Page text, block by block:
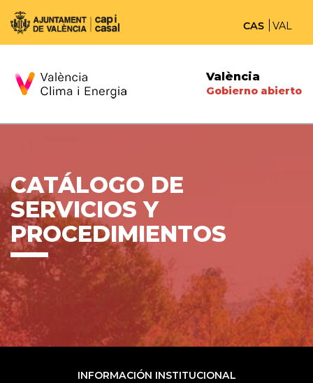
CAS VAL
València
Gobierno abierto
CATÁLOGO DE
SERVICIOS Y
PROCEDIMIENTOS
INFORMACIÓN INSTITUCIONAL